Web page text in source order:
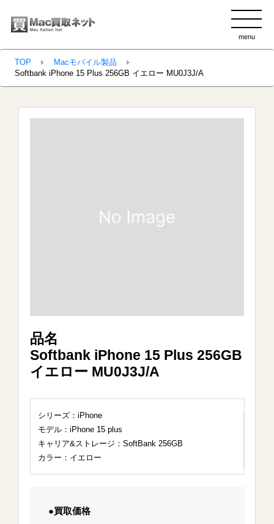
menu
TOP
Macモバイル製品
Softbank iPhone 15 Plus 256GB イエロー MU0J3J/A
品名
Softbank iPhone 15 Plus 256GB
イエロー MU0J3J/A
シリーズ：iPhone
モデル：iPhone 15 plus
キャリア&ストレージ：SoftBank 256GB
カラー：イエロー
●買取価格